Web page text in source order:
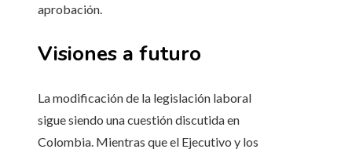
aprobación.
Visiones a futuro
La modificación de la legislación laboral
sigue siendo una cuestión discutida en
Colombia. Mientras que el Ejecutivo y los